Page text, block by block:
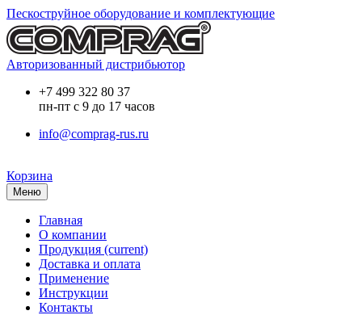
Пескоструйное оборудование и комплектующие
Авторизованный дистрибьютор
+7 499 322 80 37
пн-пт с 9 до 17 часов
info@comprag-rus.ru
Корзина
Меню
Главная
О компании
Продукция (current)
Доставка и оплата
Применение
Инструкции
Контакты